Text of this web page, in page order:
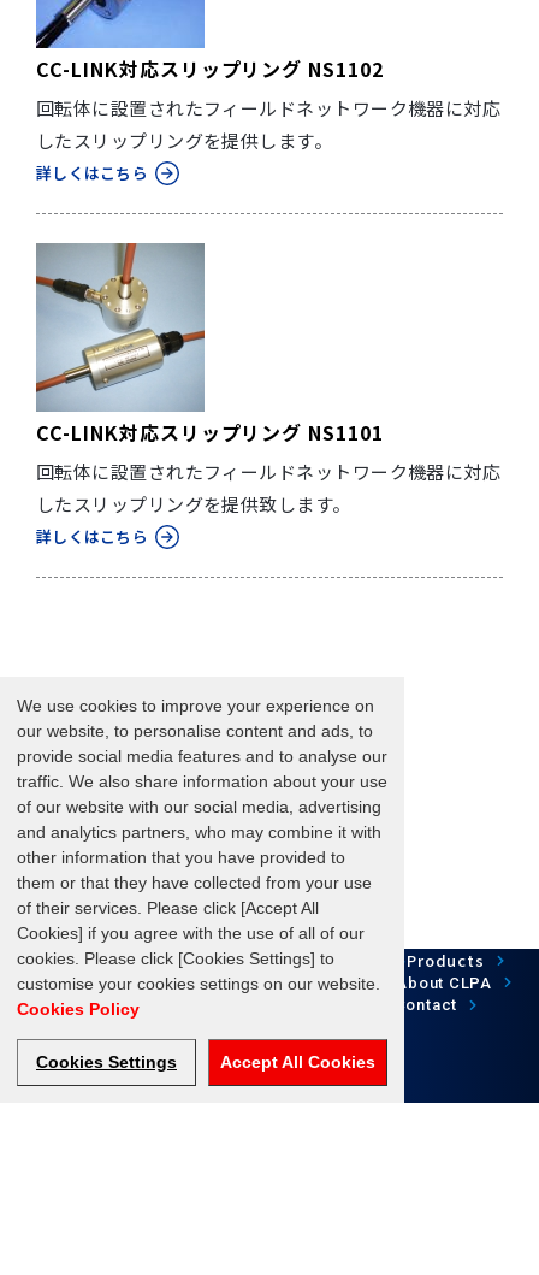
We use cookies to improve your experience on
our website, to personalise content and ads, to
provide social media features and to analyse our
traffic. We also share information about your use
of our website with our social media, advertising
and analytics partners, who may combine it with
other information that you have provided to
them or that they have collected from your use
of their services. Please click [Accept All
Cookies] if you agree with the use of all of our
cookies. Please click [Cookies Settings] to
customise your cookies settings on our website.
Cookies Policy
Cookies Settings Accept All Cookies
CC-LINK対応スリップリング NS1102
回転体に設置されたフィールドネットワーク機器に対応
したスリップリングを提供します。
詳しくはこちら
CC-LINK対応スリップリング NS1101
回転体に設置されたフィールドネットワーク機器に対応
したスリップリングを提供致します。
詳しくはこちら
HOME Network Technology Case Study Products
Downloads Development News/Events About CLPA
Update Information Contact